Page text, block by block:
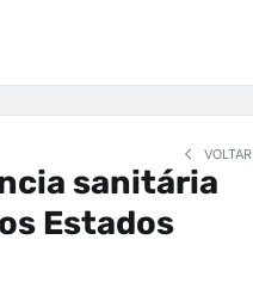
VOLTAR
sanitária
Estados